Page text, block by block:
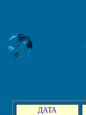
ДАТА